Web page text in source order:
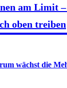
am Limit –
oben treiben
wächst die